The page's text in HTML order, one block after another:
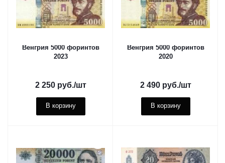
Венгрия 5000 форинтов
2023
2 250руб./шт
В корзину
Венгрия 5000 форинтов
2020
2 490руб./шт
В корзину